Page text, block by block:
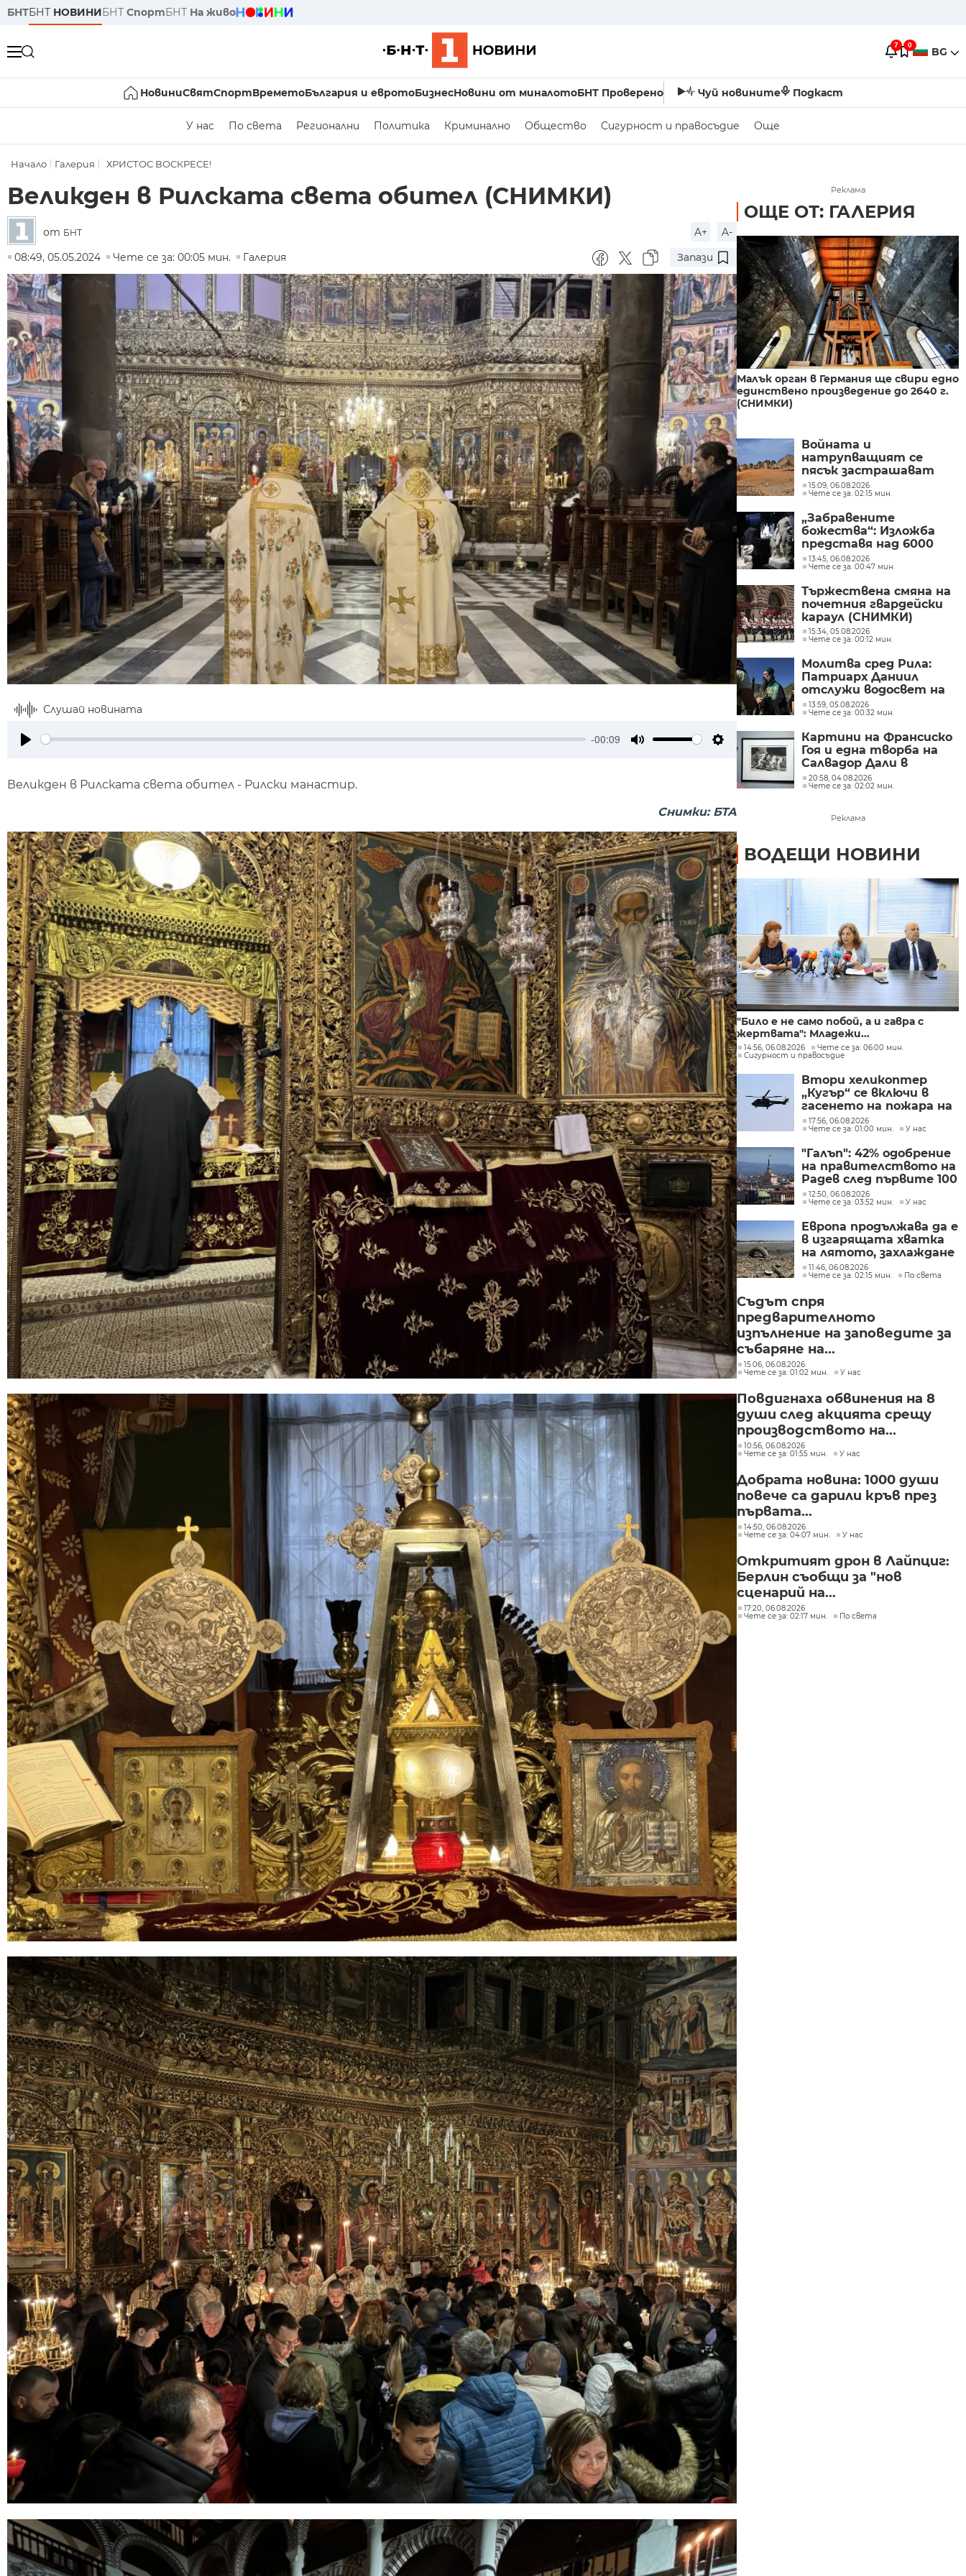
БНТБНТ НОВИНИБНТ СпортБНТ На живо
7 0 BG
НовиниСвятСпортВреметоБългария и евротоБизнесНовини от миналотоБНТ Проверено Чуй новините Подкаст
У нас По света Регионални Политика Криминално Общество Сигурност и правосъдие Още
Начало Галерия ХРИСТОС ВОСКРЕСЕ!
Великден в Рилската света обител (СНИМКИ)
от БНТ A+
A-
08:49, 05.05.2024
Чете се за: 00:05 мин. Галерия Запази
Слушай новината
-00:09
Settings
Великден в Рилската света обител - Рилски манастир.
Снимки: БТА
Реклама
ОЩЕ ОТ: ГАЛЕРИЯ
Малък орган в Германия ще свири едно
единствено произведение до 2640 г.
(СНИМКИ)
Войната и
натрупващият се
пясък застрашават
пирамидите в Судан
(СНИМКИ)
15:09, 06.08.2026
Чете се за: 02:15 мин.
„Забравените
божества“: Изложба
представя над 6000
години история на
религиозните вярвания
по българските земи
(СНИМКИ)
13:45, 06.08.2026
Чете се за: 00:47 мин.
Тържествена смяна на
почетния гвардейски
караул (СНИМКИ)
15:34, 05.08.2026
Чете се за: 00:12 мин.
Молитва сред Рила:
Патриарх Даниил
отслужи водосвет на
езерото Бъбрека
(СНИМКИ)
13:59, 05.08.2026
Чете се за: 00:32 мин.
Картини на Франсиско
Гоя и една творба на
Салвадор Дали в
„Квадрат 500“
(СНИМКИ)
20:58, 04.08.2026
Чете се за: 02:02 мин.
Реклама
ВОДЕЩИ НОВИНИ
"Било е не само побой, а и гавра с
жертвата": Младежи...
14:56, 06.08.2026
Чете се за: 06:00 мин.
Сигурност и правосъдие
Втори хеликоптер
„Кугър“ се включи в
гасенето на пожара на
автомагистрала
„Тракия“
17:56, 06.08.2026
Чете се за: 01:00 мин.
У нас
"Галъп": 42% одобрение
на правителството на
Радев след първите 100
дни управление
12:50, 06.08.2026
Чете се за: 03:52 мин.
У нас
Европа продължава да е
в изгарящата хватка
на лятото, захлаждане
се очаква в края на
седмицата
11:46, 06.08.2026
Чете се за: 02:15 мин.
По света
Съдът спря
предварителното
изпълнение на заповедите за
събаряне на...
15:06, 06.08.2026
Чете се за: 01:02 мин.
У нас
Повдигнаха обвинения на 8
души след акцията срещу
производството на...
10:56, 06.08.2026
Чете се за: 01:55 мин.
У нас
Добрата новина: 1000 души
повече са дарили кръв през
първата...
14:50, 06.08.2026
Чете се за: 04:07 мин.
У нас
Откритият дрон в Лайпциг:
Берлин съобщи за "нов
сценарий на...
17:20, 06.08.2026
Чете се за: 02:17 мин.
По света